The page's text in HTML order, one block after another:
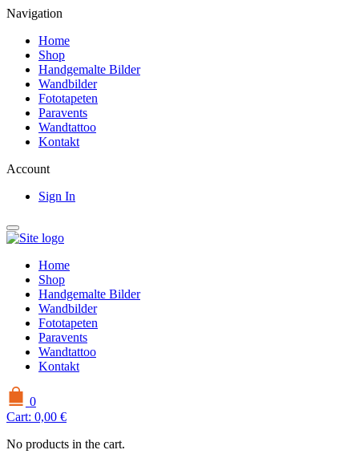
Navigation
Home
Shop
Handgemalte Bilder
Wandbilder
Fototapeten
Paravents
Wandtattoo
Kontakt
Account
Sign In
Home
Shop
Handgemalte Bilder
Wandbilder
Fototapeten
Paravents
Wandtattoo
Kontakt
0
Cart: 0,00 €
No products in the cart.